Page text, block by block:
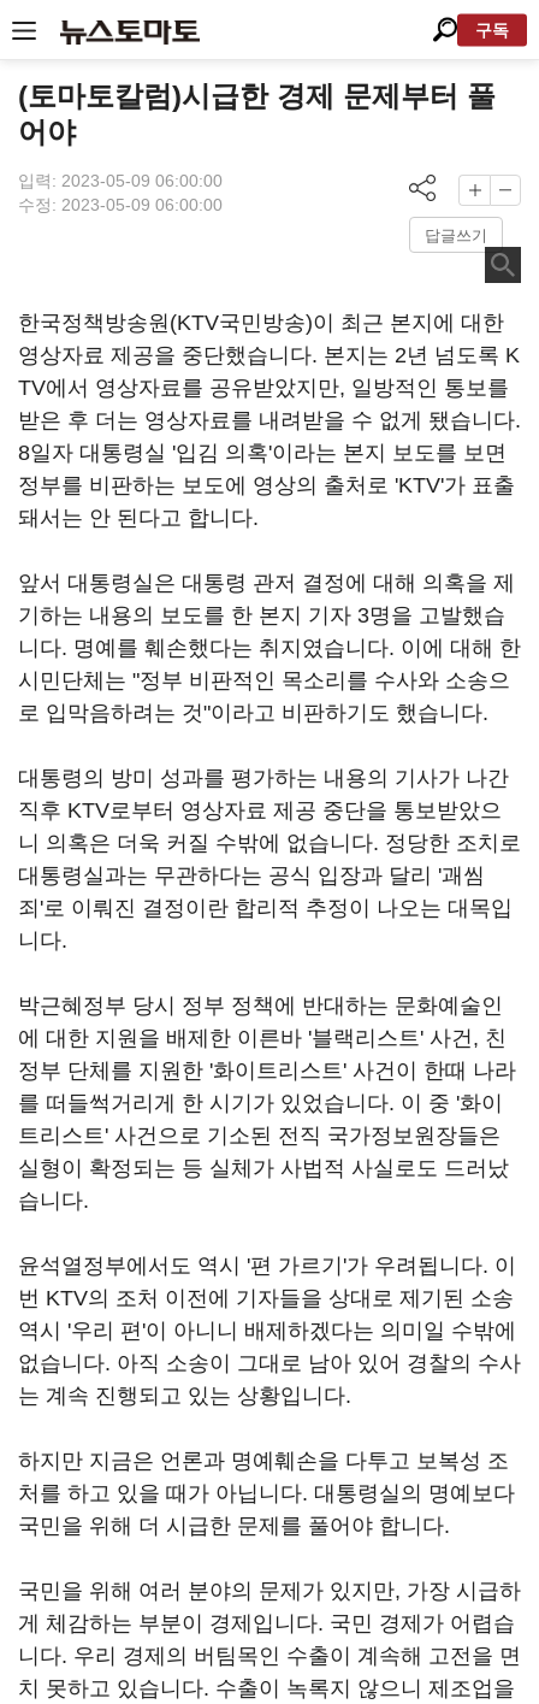
구독
(토마토칼럼)시급한 경제 문제부터 풀
어야
입력: 2023-05-09 06:00:00
수정: 2023-05-09 06:00:00
답글쓰기
한국정책방송원(KTV국민방송)이 최근 본지에 대한
영상자료 제공을 중단했습니다. 본지는 2년 넘도록 K
TV에서 영상자료를 공유받았지만, 일방적인 통보를
받은 후 더는 영상자료를 내려받을 수 없게 됐습니다.
8일자 대통령실 '입김 의혹'이라는 본지 보도를 보면
정부를 비판하는 보도에 영상의 출처로 'KTV'가 표출
돼서는 안 된다고 합니다.
앞서 대통령실은 대통령 관저 결정에 대해 의혹을 제
기하는 내용의 보도를 한 본지 기자 3명을 고발했습
니다. 명예를 훼손했다는 취지였습니다. 이에 대해 한
시민단체는 "정부 비판적인 목소리를 수사와 소송으
로 입막음하려는 것"이라고 비판하기도 했습니다.
대통령의 방미 성과를 평가하는 내용의 기사가 나간
직후 KTV로부터 영상자료 제공 중단을 통보받았으
니 의혹은 더욱 커질 수밖에 없습니다. 정당한 조치로
대통령실과는 무관하다는 공식 입장과 달리 '괘씸
죄'로 이뤄진 결정이란 합리적 추정이 나오는 대목입
니다.
박근혜정부 당시 정부 정책에 반대하는 문화예술인
에 대한 지원을 배제한 이른바 '블랙리스트' 사건, 친
정부 단체를 지원한 '화이트리스트' 사건이 한때 나라
를 떠들썩거리게 한 시기가 있었습니다. 이 중 '화이
트리스트' 사건으로 기소된 전직 국가정보원장들은
실형이 확정되는 등 실체가 사법적 사실로도 드러났
습니다.
윤석열정부에서도 역시 '편 가르기'가 우려됩니다. 이
번 KTV의 조처 이전에 기자들을 상대로 제기된 소송
역시 '우리 편'이 아니니 배제하겠다는 의미일 수밖에
없습니다. 아직 소송이 그대로 남아 있어 경찰의 수사
는 계속 진행되고 있는 상황입니다.
하지만 지금은 언론과 명예훼손을 다투고 보복성 조
처를 하고 있을 때가 아닙니다. 대통령실의 명예보다
국민을 위해 더 시급한 문제를 풀어야 합니다.
국민을 위해 여러 분야의 문제가 있지만, 가장 시급하
게 체감하는 부분이 경제입니다. 국민 경제가 어렵습
니다. 우리 경제의 버팀목인 수출이 계속해 고전을 면
치 못하고 있습니다. 수출이 녹록지 않으니 제조업을